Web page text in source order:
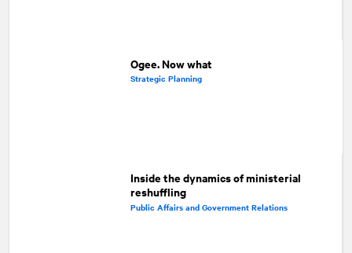
Ogee. Now what
Strategic Planning
Inside the dynamics of ministerial
reshuffling
Public Affairs and Government Relations